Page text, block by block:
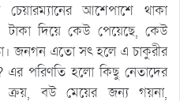
আশেপাশে থাকা
টাকা দিয়ে কেউ পেয়েছে, কেউ
জনগন এতো সৎ হলে এ চাকুরীর
পরিণতি হলো কিছু নেতাদের
ক্রয়, বউ মেয়ের জন্য গয়না,